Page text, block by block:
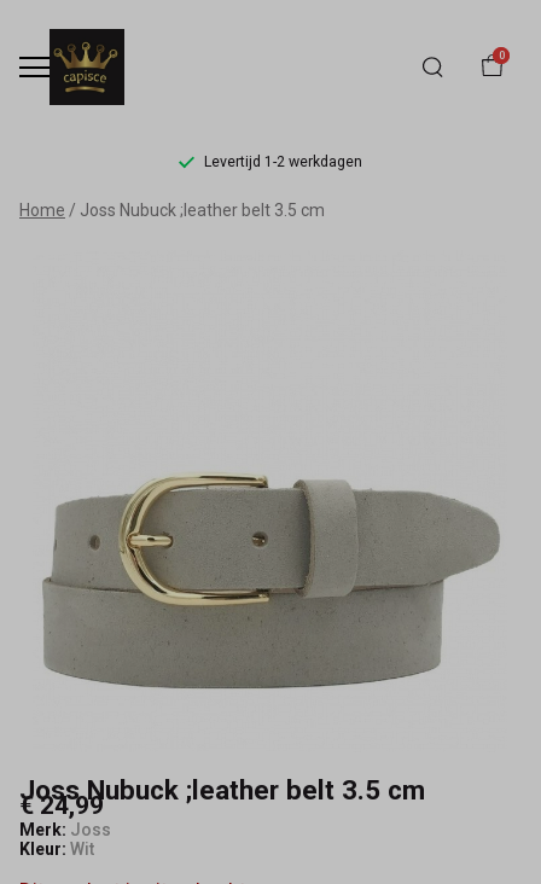
0
Levertijd 1-2 werkdagen
Joss
Capisce
Mode
Home Joss Nubuck ;leather belt 3.5 cm
Joss Nubuck ;leather belt 3.5 cm
€ 24,99
Merk: Joss
Kleur: Wit